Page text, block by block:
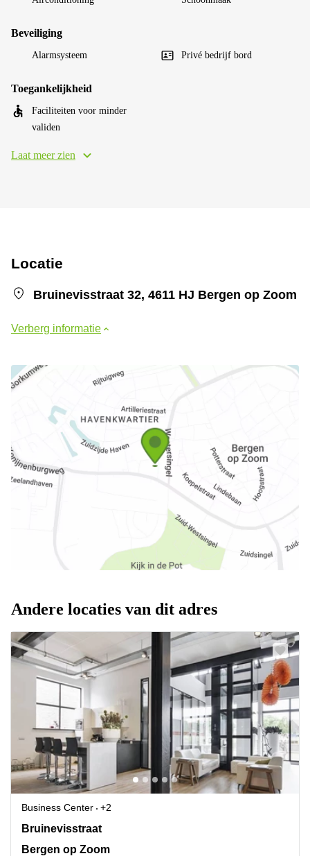
Beveiliging
Alarmsysteem Privé bedrijf bord
Toegankelijkheid
Faciliteiten voor minder
validen
Laat meer zien
Locatie
Bruinevisstraat 32, 4611 HJ Bergen op Zoom
Verberg informatie
Andere locaties van dit adres
Business Center
+2
Bruinevisstraat 32, Bergen op Zoom
Bruinevisstraat
Bergen op Zoom